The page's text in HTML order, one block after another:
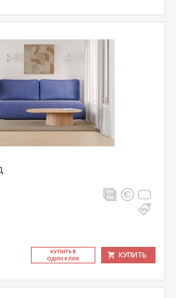
КУ­ПИТЬ В
ОДИН КЛИК
КУПИТЬ